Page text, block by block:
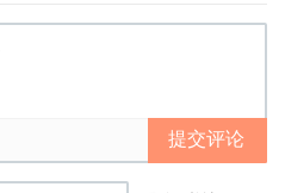
提交评论